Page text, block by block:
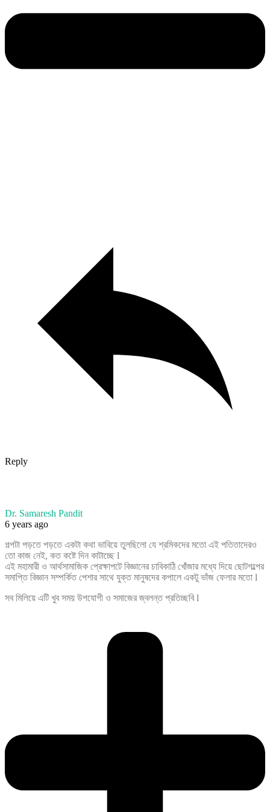
Reply
Dr. Samaresh Pandit
6 years ago
গল্পটা পড়তে পড়তে একটা কথা ভাবিয়ে তুলছিলো যে শ্রমিকদের মতো এই পতিতাদেরও
তো কাজ নেই, কত কষ্টে দিন কাটাচ্ছে l
এই মহামারী ও আর্থসামাজিক প্রেক্ষাপটে বিজ্ঞানের চাবিকাঠি খোঁজার মধ্যে দিয়ে ছোটগল্পের
সমাপ্তি বিজ্ঞান সম্পর্কিত পেশার সাথে যুক্ত মানুষদের কপালে একটু ভাঁজ ফেলার মতো l
সব মিলিয়ে এটি খুব সময় উপযোগী ও সমাজের জ্বলন্ত প্রতিচ্ছবি l